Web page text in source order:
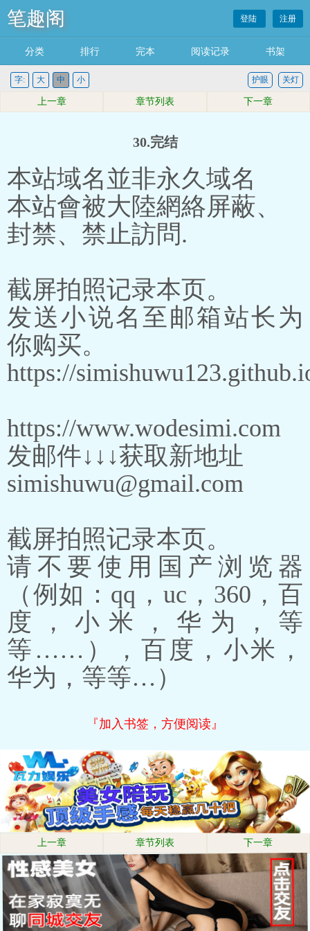
笔趣阁 登陆 注册
分类 排行 完本 阅读记录 书架
字: 大 中 小 关灯
护眼
上一章 章节列表 下一章
30.完结
本站域名並非永久域名
本站會被大陸網絡屏蔽、
封禁、禁止訪問.
截屏拍照记录本页。
发送小说名至邮箱站长为
你购买。
https://
https://www.wodesimi.com
发邮件↓↓↓获取新地址
simishuwu@gmail.com
截屏拍照记录本页。
请不要使用国产浏览器
（例如：qq，uc，360，百
度，小米，华为，等
等……），百度，小米，
华为，等等…）
『加入书签，方便阅读』
上一章 章节列表 下一章